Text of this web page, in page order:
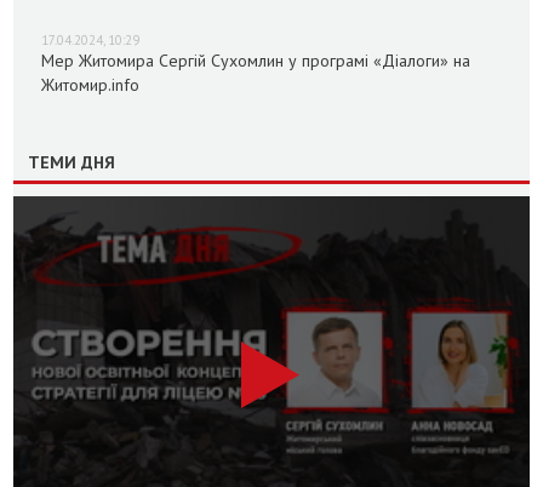
17.04.2024, 10:29
Мер Житомира Сергій Сухомлин у програмі «Діалоги» на
Житомир.info
ТЕМИ ДНЯ